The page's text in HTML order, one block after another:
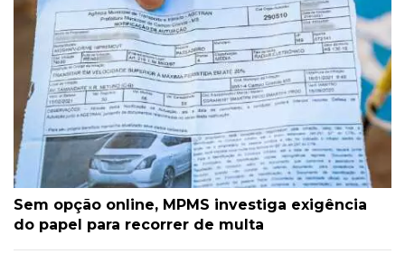
Sem opção online, MPMS investiga exigência
do papel para recorrer de multa